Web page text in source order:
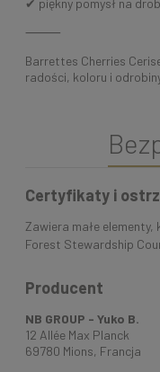
⸻
Barrettes Cherries
radości, koloru i
Certyfikaty i
Zawiera małe
Forest Stewardship
Producent
NB GROUP - Yuko B.
12 Allée Max Planck
69780 Mions, Francja